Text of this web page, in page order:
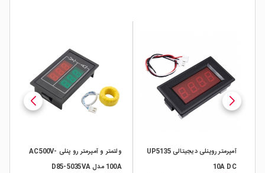
آمپرمتر روپنلی دیجیتالی UP5135
10A DC
ولتمتر و آمپرمتر رو پنلی AC500V-
100A مدل D85-5035VA